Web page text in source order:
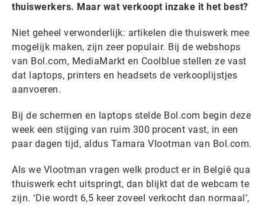
thuiswerkers. Maar wat verkoopt inzake it het best?
Niet geheel verwonderlijk: artikelen die thuiswerk mee
mogelijk maken, zijn zeer populair. Bij de webshops
van Bol.com, MediaMarkt en Coolblue stellen ze vast
dat laptops, printers en headsets de verkooplijstjes
aanvoeren.
Bij de schermen en laptops stelde Bol.com begin deze
week een stijging van ruim 300 procent vast, in een
paar dagen tijd, aldus Tamara Vlootman van Bol.com.
Als we Vlootman vragen welk product er in België qua
thuiswerk echt uitspringt, dan blijkt dat de webcam te
zijn. ‘Die wordt 6,5 keer zoveel verkocht dan normaal’,